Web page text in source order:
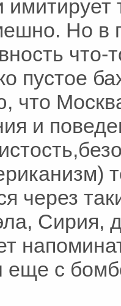
Но в
что-
пустое
что
и
через
Сирия,
еще с